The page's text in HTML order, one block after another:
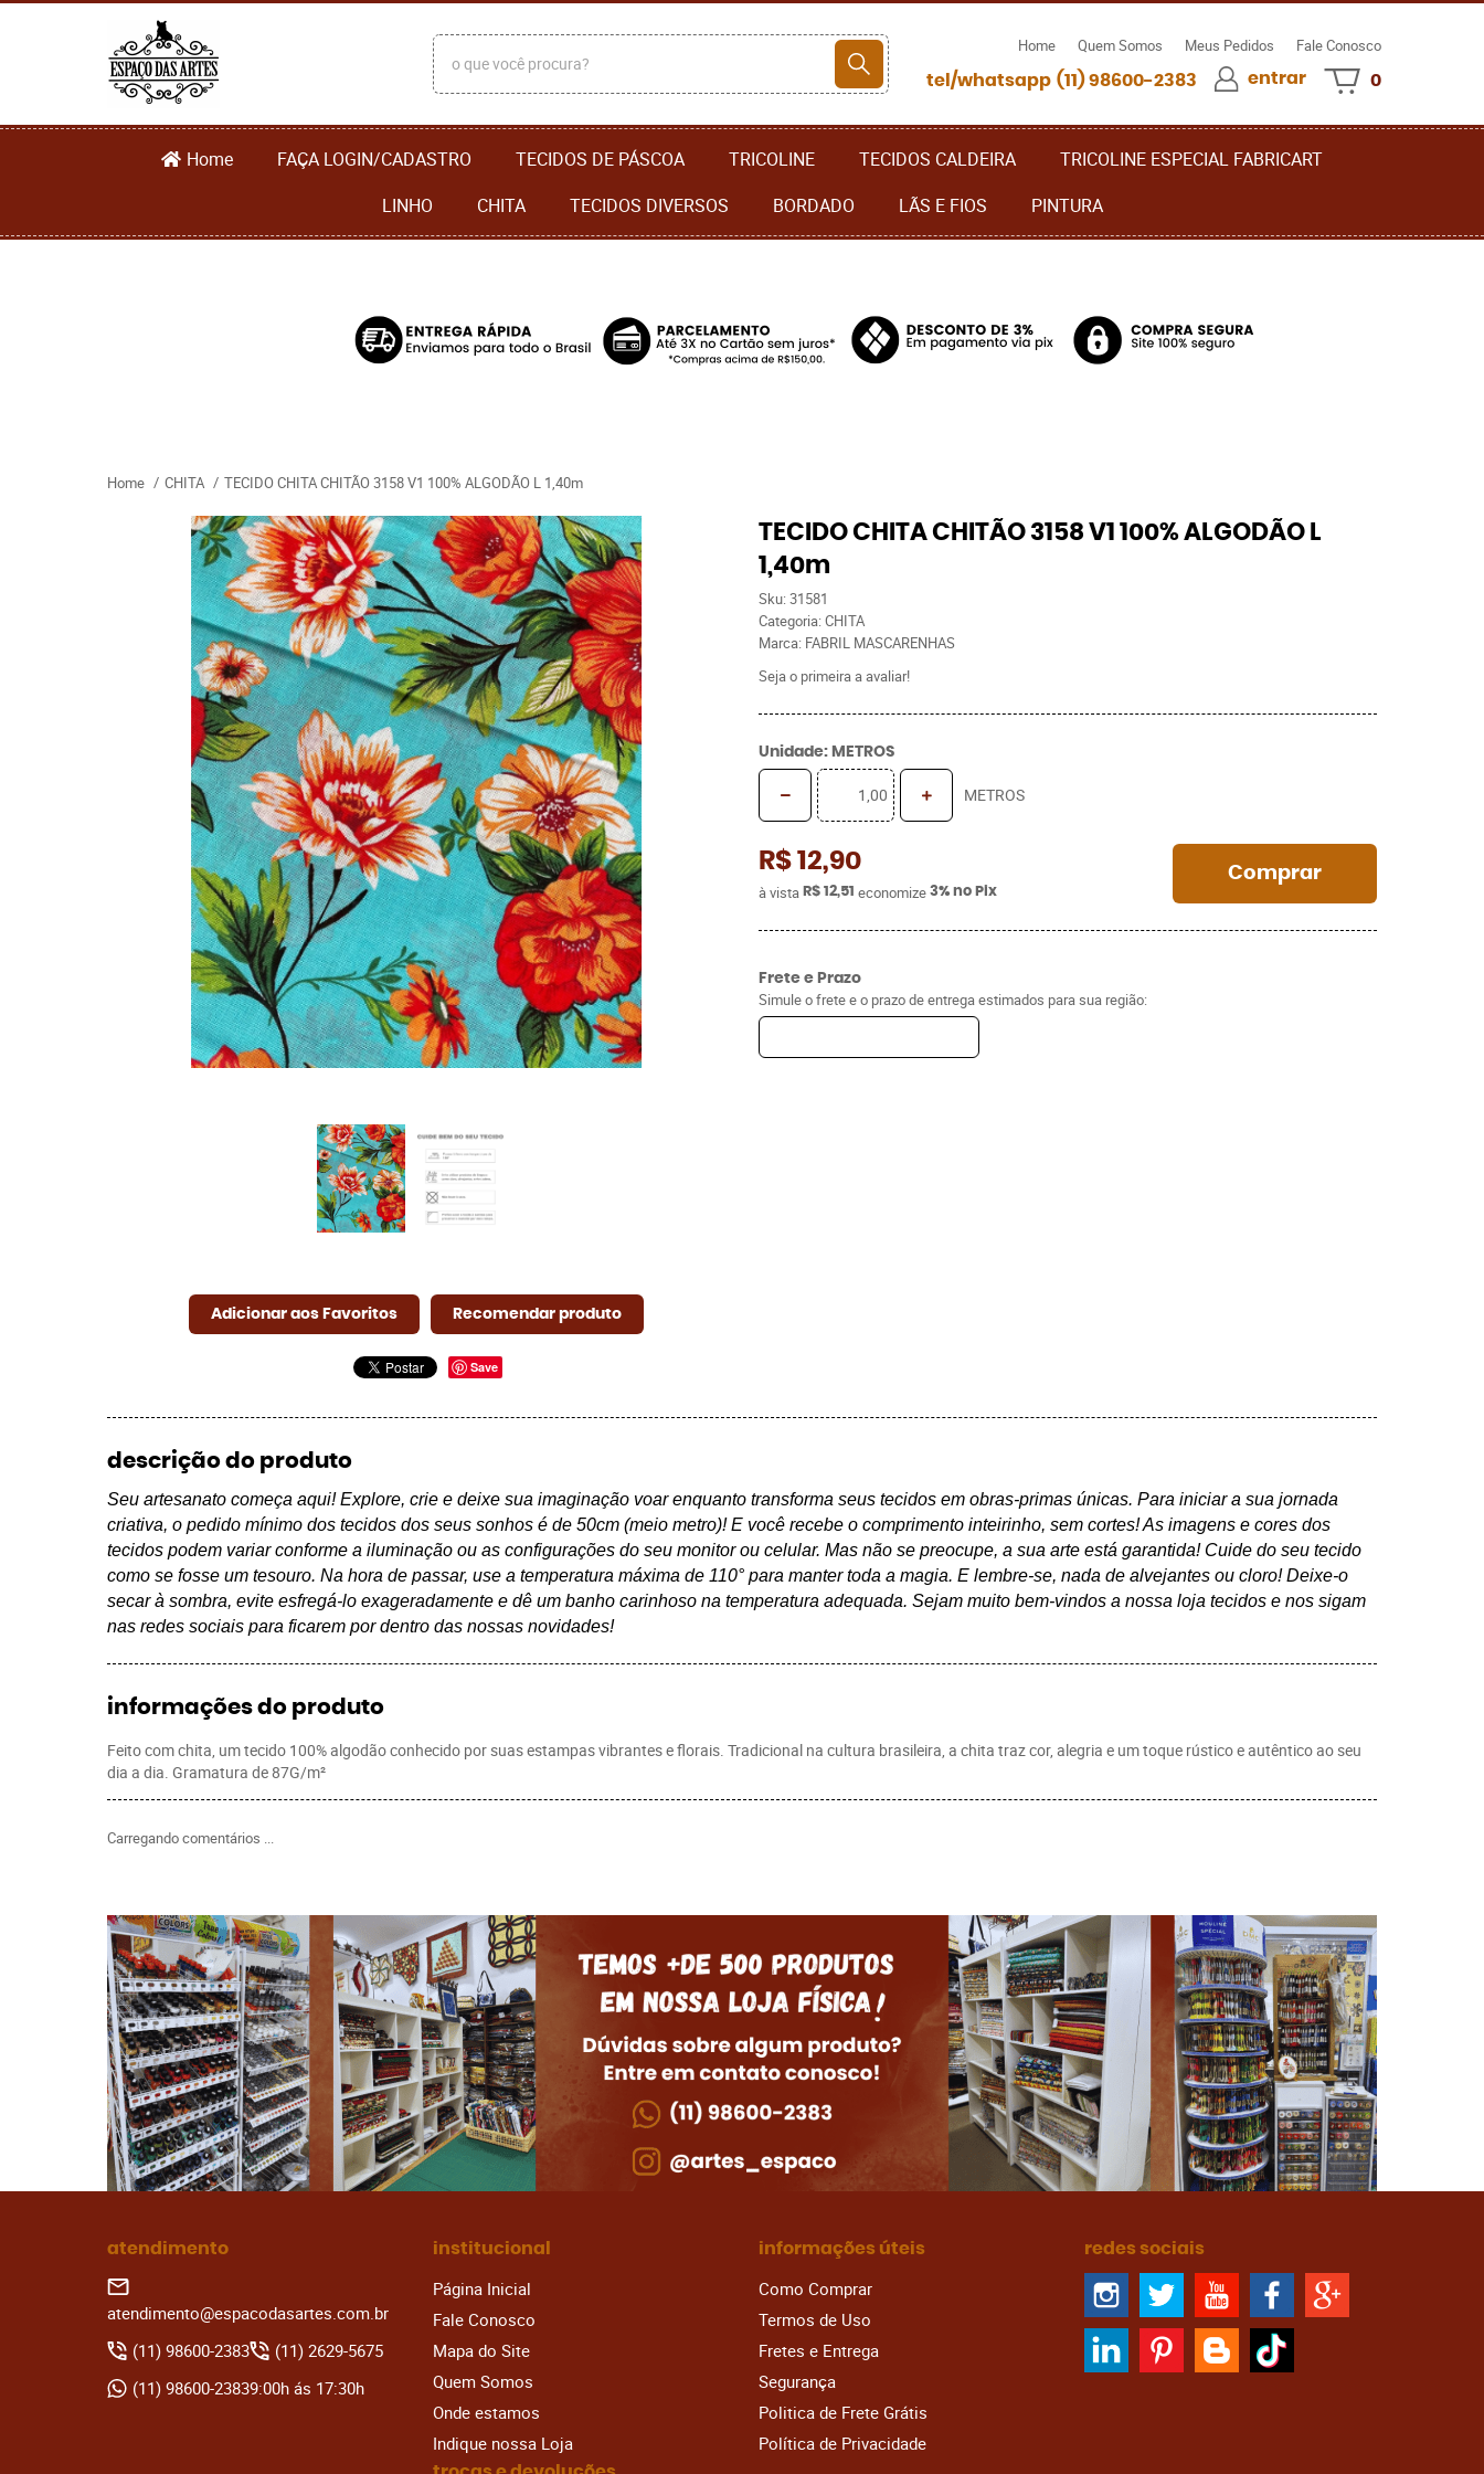
Home Quem Somos Meus Pedidos Fale Conosco
(11)98600-2383 entrar 0
Home FAÇA LOGIN/CADASTRO TECIDOS DE PÁSCOA TRICOLINE TECIDOS CALDEIRA
TRICOLINE ESPECIAL FABRICART
LINHO
CHITA TECIDOS DIVERSOS BORDADO LÃS E FIOS PINTURA
Home CHITA TECIDO CHITA CHITÃO 3158 V1 100% ALGODÃO L 1,40m
Adicionar aos Favoritos Recomendar produto
Save
TECIDO CHITA CHITÃO 3158 V1 100% ALGODÃO L
1,40m
Sku:31581
Categoria:CHITA
Marca: FABRIL MASCARENHAS
Seja o primeira a avaliar!
Unidade: METROS
METROS
R$ 12,90
à vista R$ 12,51 economize 3% no Pix
Comprar
Frete e Prazo
Simule o frete e o prazo de entrega estimados para sua região:
descrição do produto
Seu artesanato começa aqui! Explore, crie e deixe sua imaginação voar enquanto transforma seus tecidos em obras-primas únicas. Para iniciar a sua jornada
criativa, o pedido mínimo dos tecidos dos seus sonhos é de 50cm (meio metro)! E você recebe o comprimento inteirinho, sem cortes! As imagens e cores dos
tecidos podem variar conforme a iluminação ou as configurações do seu monitor ou celular. Mas não se preocupe, a sua arte está garantida! Cuide do seu tecido
como se fosse um tesouro. Na hora de passar, use a temperatura máxima de 110° para manter toda a magia. E lembre-se, nada de alvejantes ou cloro! Deixe-o
secar à sombra, evite esfregá-lo exageradamente e dê um banho carinhoso na temperatura adequada. Sejam muito bem-vindos a nossa loja tecidos e nos sigam
nas redes sociais para ficarem por dentro das nossas novidades!
informações do produto
Feito com chita, um tecido 100% algodão conhecido por suas estampas vibrantes e florais. Tradicional na cultura brasileira, a chita traz cor, alegria e um toque rústico e autêntico ao seu
dia a dia. Gramatura de 87G/m²
Carregando comentários ...
atendimento
(11) 98600-2383 (11) 2629-5675
(11) 98600-23839:00h ás 17:30h
atendimento@espacodasartes.com.br
institucional
Página Inicial
Fale Conosco
Mapa do Site
Quem Somos
Onde estamos
Indique nossa Loja
informações úteis
Como Comprar
Termos de Uso
Fretes e Entrega
Segurança
Politica de Frete Grátis
Política de Privacidade
redes sociais